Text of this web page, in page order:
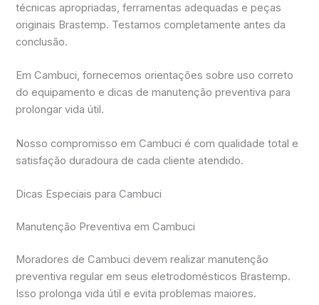
técnicas apropriadas, ferramentas adequadas e peças
originais Brastemp. Testamos completamente antes da
conclusão.
Em Cambuci, fornecemos orientações sobre uso correto
do equipamento e dicas de manutenção preventiva para
prolongar vida útil.
Nosso compromisso em Cambuci é com qualidade total e
satisfação duradoura de cada cliente atendido.
Dicas Especiais para Cambuci
Manutenção Preventiva em Cambuci
Moradores de Cambuci devem realizar manutenção
preventiva regular em seus eletrodomésticos Brastemp.
Isso prolonga vida útil e evita problemas maiores.